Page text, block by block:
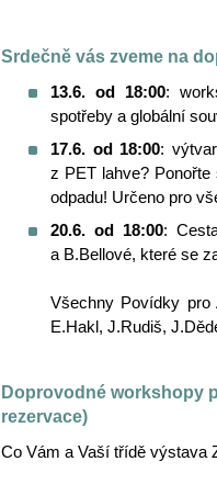
Srdečně vás zveme na
13.6. od 18:00:
spotřeby a globální
17.6. od 18:00:
z PET lahve?
odpadu! Určeno pro
20.6. od 18:00:
a B.Bellové, které se
Všechny Povídky pro
E.Hakl, J.Rudiš,
Doprovodné workshopy
rezervace)
Co Vám a Vaší třídě výstava